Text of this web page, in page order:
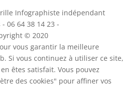
Infographiste indépendant
06 64 38 14 23 -
© 2020
vous garantir la meilleure
Si vous continuez à utiliser ce site,
êtes satisfait. Vous pouvez
des cookies" pour affiner vos